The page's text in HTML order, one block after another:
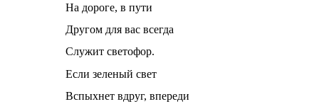
На дороге, в пути
Другом для вас всегда
Служит светофор.
Если зеленый свет
Вспыхнет вдруг, впереди